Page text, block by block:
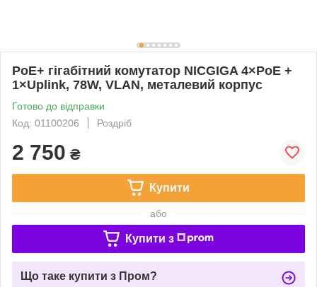
PoE+ гігабітний комутатор NICGIGA 4×PoE +
1×Uplink, 78W, VLAN, металевий корпус
Готово до відправки
Код: 01100206
Роздріб
2 750 ₴
Купити
або
Купити з
Що таке купити з Пром?